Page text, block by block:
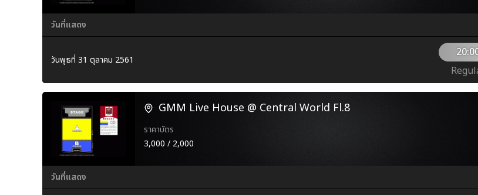
วันที่แสดง
วันพุธที่ 31 ตุลาคม 2561
GMM Live House @ Central World Fl.8
ราคาบัตร
3,000 / 2,000
วันที่แสดง